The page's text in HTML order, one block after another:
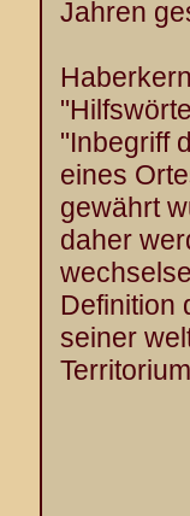
Jahren
"Inbegriff
eines
gewährt
daher
Definition
seiner